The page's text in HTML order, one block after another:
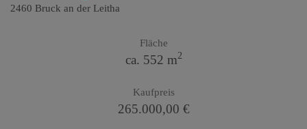
2460 Bruck an der Leitha
Fläche
ca. 552 m2
Kaufpreis
265.000,00 €